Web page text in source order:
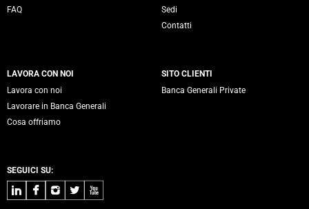
FAQ
Sedi
Contatti
LAVORA CON NOI
Lavora con noi
Lavorare in Banca Generali
Cosa offriamo
SITO CLIENTI
Banca Generali Private
SEGUICI SU:
LinkedInFacebook
Instagram
TwitterYoutube